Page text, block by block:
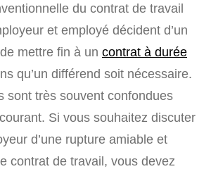
du contrat de travail
et employé décident d’un
mettre fin à un contrat à durée
qu’un différend soit nécessaire.
sont très souvent confondues
Si vous souhaitez discuter
d’une rupture amiable et
contrat de travail, vous devez